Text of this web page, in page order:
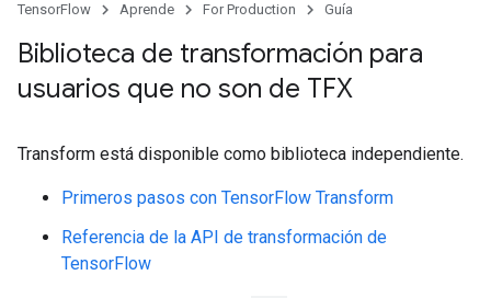
TensorFlow Aprende For Production Guía
Biblioteca de transformación para
usuarios que no son de TFX
Transform está disponible como biblioteca independiente.
Primeros pasos con TensorFlow Transform
Referencia de la API de transformación de
TensorFlow